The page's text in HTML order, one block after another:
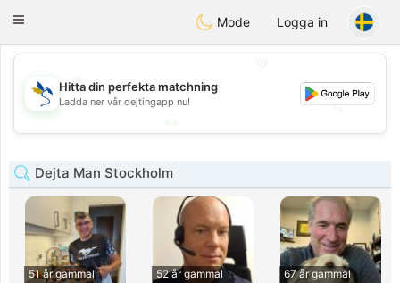
SvenskaDating
Toggle
Mode Logga in
💕
Hitta din perfekta matchning
Ladda ner vår dejtingapp nu!
Dejta Man Stockholm
51 år gammal
52 år gammal
67 år gammal